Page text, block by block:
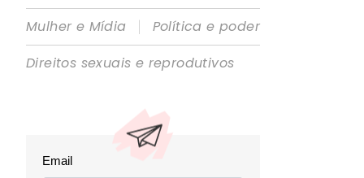
Mulher e Mídia
|
Política e poder
Direitos sexuais e reprodutivos